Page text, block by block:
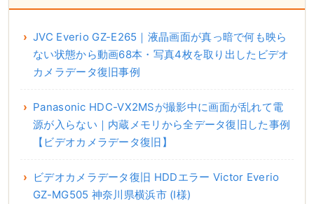
JVC Everio GZ-E265｜液晶画面が真っ暗で何も映ら
ない状態から動画68本・写真4枚を取り出したビデオ
カメラデータ復旧事例
Panasonic HDC-VX2MSが撮影中に画面が乱れて電
源が入らない｜内蔵メモリから全データ復旧した事例
【ビデオカメラデータ復旧】
ビデオカメラデータ復旧 HDDエラー Victor Everio
GZ-MG505 神奈川県横浜市 (I様)